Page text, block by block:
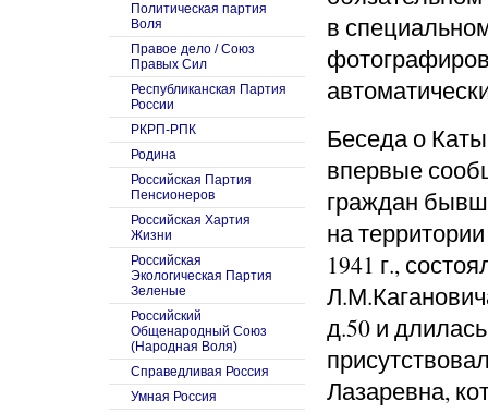
в
Беседа о
впервые
граждан
на
1941 г.,
д.50 и
Лазаревна,
Политическая партия
Воля
Правое дело / Союз
Правых Сил
Республиканская Партия
России
РКРП-РПК
Родина
Российская Партия
Пенсионеров
Российская Хартия
Жизни
Российская
Экологическая Партия
Зеленые
Российский
Общенародный Союз
(Народная Воля)
Справедливая Россия
Умная Россия